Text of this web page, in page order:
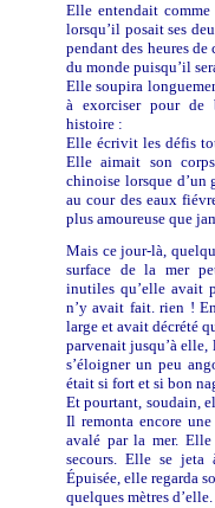
Elle entendait
lorsqu’il posait ses
pendant des heures
du monde puisqu’il
Elle soupira
à exorciser pour de
histoire :
Elle écrivit les défis
Elle aimait son
chinoise lorsque
au cour des eaux
plus amoureuse que
Mais ce jour-là,
surface de la mer
inutiles qu’elle avait
n’y avait fait. rien !
large et avait décrété
parvenait jusqu’à
s’éloigner un peu
était si fort et si bon
Et pourtant, soudain,
Il remonta encore
avalé par la mer.
secours. Elle se jeta
Épuisée, elle regarda
quelques mètres d’elle.